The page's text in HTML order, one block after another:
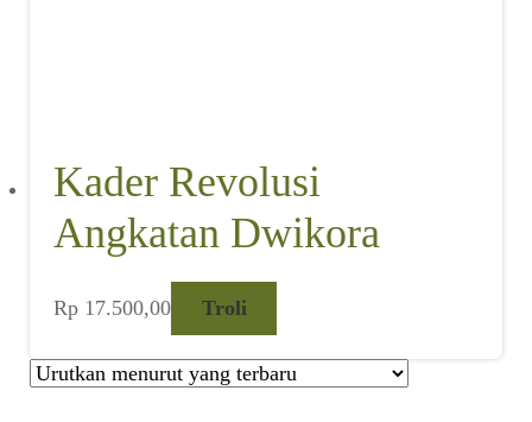
Kader Revolusi
Angkatan Dwikora
Rp 17.500,00 Troli